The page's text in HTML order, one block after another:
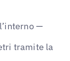
—
tramite la